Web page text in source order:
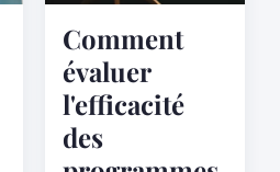
Comment
évaluer
l'efficacité
des